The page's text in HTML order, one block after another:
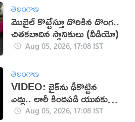
తెలంగాణ
మొబైల్ కొట్టేస్తూ దొరికిన దొంగ..
చితకబాదిన స్థానికులు (వీడియో)
Aug 05, 2026, 17:08 IST
తెలంగాణ
VIDEO: బైక్‌ను ఢీకొట్టిన
ఎద్దు.. లారీ కిందపడి యువకుడు
మృతి!Aug 05, 2026, 17:08 IST